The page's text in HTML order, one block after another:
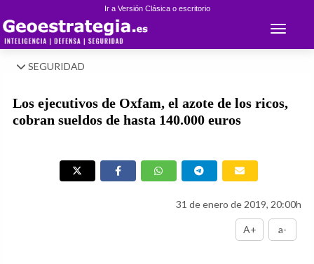
Ir a Versión Clásica o escritorio
Toggle
SEGURIDAD
Los ejecutivos de Oxfam, el azote de los ricos,
cobran sueldos de hasta 140.000 euros
31 de enero de 2019, 20:00h
A+ a-